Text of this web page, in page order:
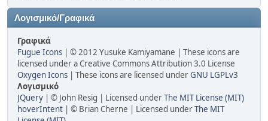
Λογισμικό/Γραφικά
Γραφικά
Fugue Icons | © 2012 Yusuke Kamiyamane | These icons are
licensed under a Creative Commons Attribution 3.0 License
Oxygen Icons | These icons are licensed underGNU LGPLv3
Λογισμικό
JQuery | © John Resig | Licensed underThe MIT License (MIT)
hoverIntent | © Brian Cherne | Licensed underThe MIT